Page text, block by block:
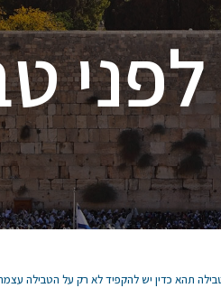
תהא כדין יש להקפיד לא רק על הטבילה